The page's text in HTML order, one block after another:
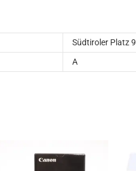
Südtiroler Platz 9
A